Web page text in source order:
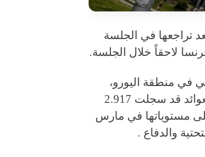
تراجعها في الجلسة
لاحقاً خلال الجلسة.
المعيار المرجعي في منطقة اليورو،
بمقدار 2.5 نقطة أساس، لتصل إلى 2.90 في المائة. وكانت هذه العوائد قد سجلت 2.917
مستوياتها في مارس
والدفاع .